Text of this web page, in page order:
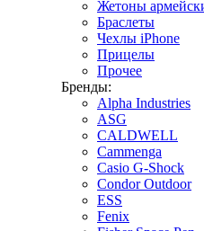
Жетоны
Браслеты
Чехлы iPhone
Прицелы
Прочее
Бренды:
Alpha Industries
ASG
CALDWELL
Cammenga
Casio G-Shock
Condor Outdoor
ESS
Fenix